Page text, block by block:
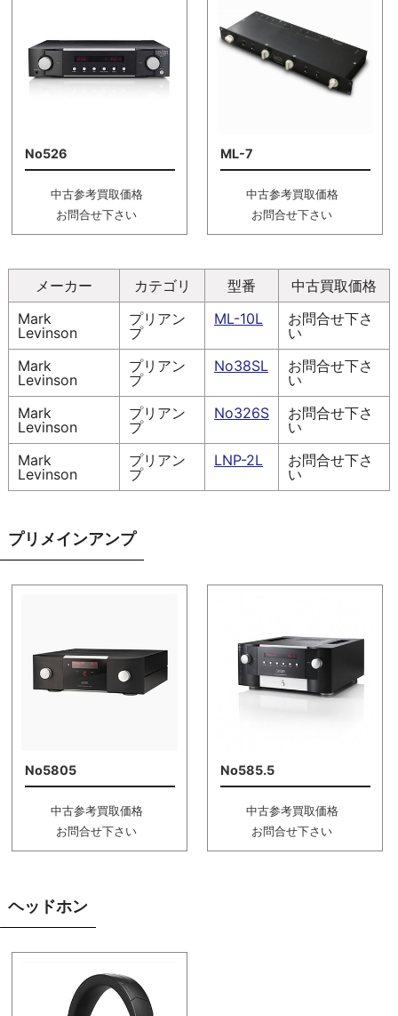
No526
中古参考買取価格
お問合せ下さい
ML-7
中古参考買取価格
お問合せ下さい
メーカー カテゴリ 型番
中古買取価格
Mark
Levinson
プリアン
プ
ML-10L
お問合せ下さ
い
Mark
Levinson
プリアン
プ
No38SL
お問合せ下さ
い
Mark
Levinson
プリアン
プ
No326S
お問合せ下さ
い
Mark
Levinson
プリアン
プ
LNP-2L
お問合せ下さ
い
プリメインアンプ
No5805
中古参考買取価格
お問合せ下さい
No585.5
中古参考買取価格
お問合せ下さい
ヘッドホン